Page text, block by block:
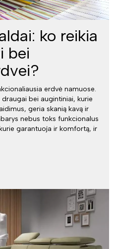
ko reikia
bei
erdvė namuose.
bei augintiniai, kurie
geria skanią kavą ir
nebus toks funkcionalus
garantuoja ir komfortą, ir